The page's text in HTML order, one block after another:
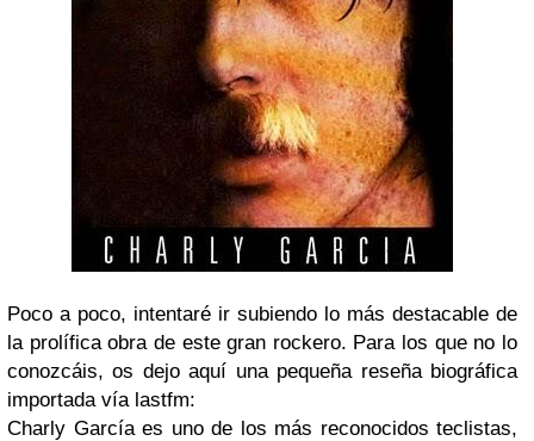
Poco a poco, intentaré ir subiendo lo más destacable de
la prolífica obra de este gran rockero. Para los que no lo
conozcáis, os dejo aquí una pequeña reseña biográfica
importada vía lastfm:
Charly Garcíaes uno de los más reconocidos teclistas,